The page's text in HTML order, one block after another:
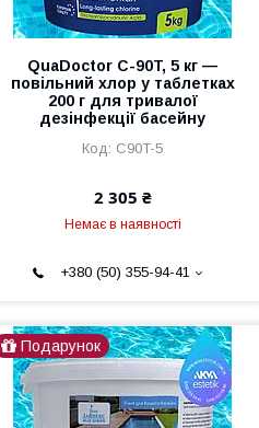
QuaDoctor C-90T, 5 кг —
повільний хлор у таблетках
200 г для тривалої
дезінфекції басейну
C90T-5
2 305 ₴
Немає в наявності
+380 (50) 355-94-41
Подарунок